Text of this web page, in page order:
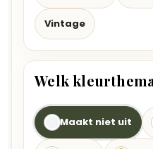
Vintage
Welk
Maakt niet uit